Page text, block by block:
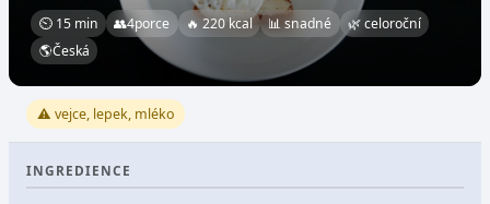
⏲ 15 min 👥4porce 🔥 220 kcal 📊 snadné
🌿 celoroční
🌎Česká
⚠️ vejce, lepek, mléko
INGREDIENCE